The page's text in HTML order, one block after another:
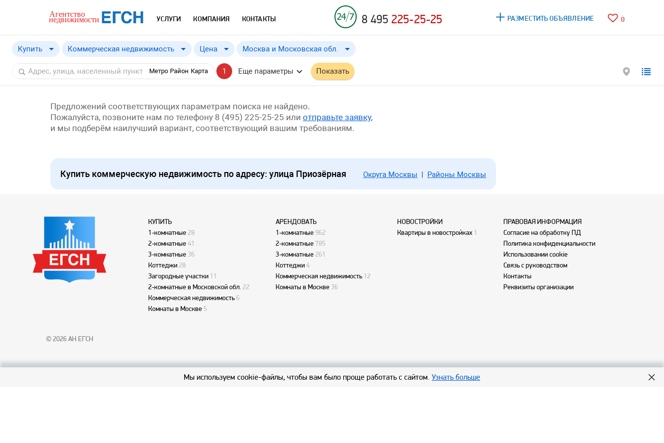
УСЛУГИ КОМПАНИЯ КОНТАКТЫ 8 495 225-25-25 РАЗМЕСТИТЬ ОБЪЯВЛЕНИЕ 0
Купить
Купить
Снять
Коммерческая недвижимость Цена Москва и Московская обл.
Москва и Московская обл.
Москва
Метро Район Карта 1 Еще параметры Показать
Предложений соответствующих параметрам поиска не найдено.
Пожалуйста, позвоните нам по телефону 8 (495) 225-25-25 или отправьте заявку,
и мы подберём наилучший вариант, соответствующий вашим требованиям.
Купить коммерческую недвижимость по адресу: улица Приозёрная Округа Москвы | Районы Москвы
© 2026 АН ЕГСН
КУПИТЬ
1-комнатные 28
2-комнатные 41
3-комнатные 36
Коттеджи 28
Загородные участки 11
2-комнатные в Московской обл. 22
Коммерческая недвижимость 6
Комнаты в Москве 5
АРЕНДОВАТЬ
1-комнатные962
2-комнатные785
3-комнатные 261
Коттеджи4
Коммерческая недвижимость 12
Комнаты в Москве 36
НОВОСТРОЙКИ
Квартиры в новостройках 1
ПРАВОВАЯ ИНФОРМАЦИЯ
Согласие на обработку ПД
Политика конфиденциальности
Использовании cookie
Связь с руководством
Контакты
Реквизиты организации
Мы используем cookie-файлы, чтобы вам было проще работать с сайтом. Узнать больше